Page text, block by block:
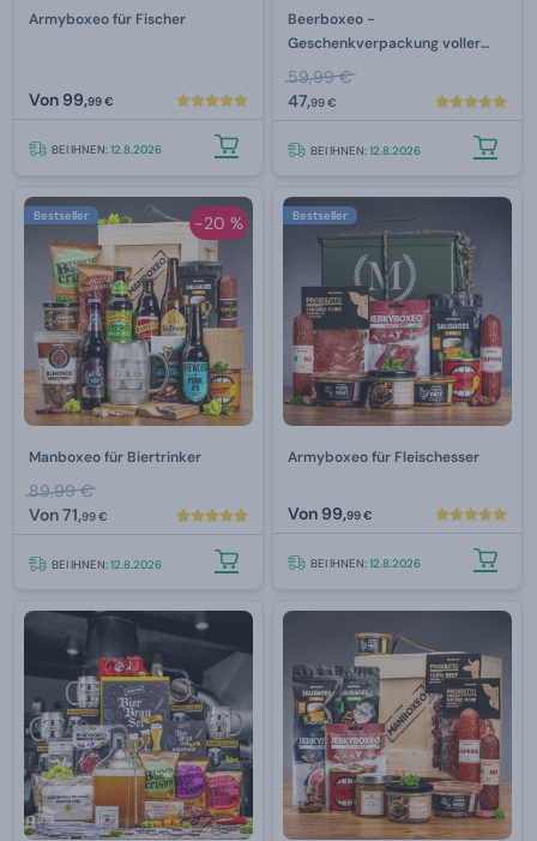
Armyboxeo für Fischer
Von 99,99 €
BEI IHNEN:12.8.2026
Beerboxeo -
Geschenkverpackung voller
Bierspezialitäten
59,99 €
47,99 €
BEI IHNEN:12.8.2026
-20 %
Bestseller
Manboxeo für Biertrinker
89,99 €
Von71,99 €
BEI IHNEN:12.8.2026
Bestseller
Armyboxeo für Fleischesser
Von 99,99 €
BEI IHNEN:12.8.2026